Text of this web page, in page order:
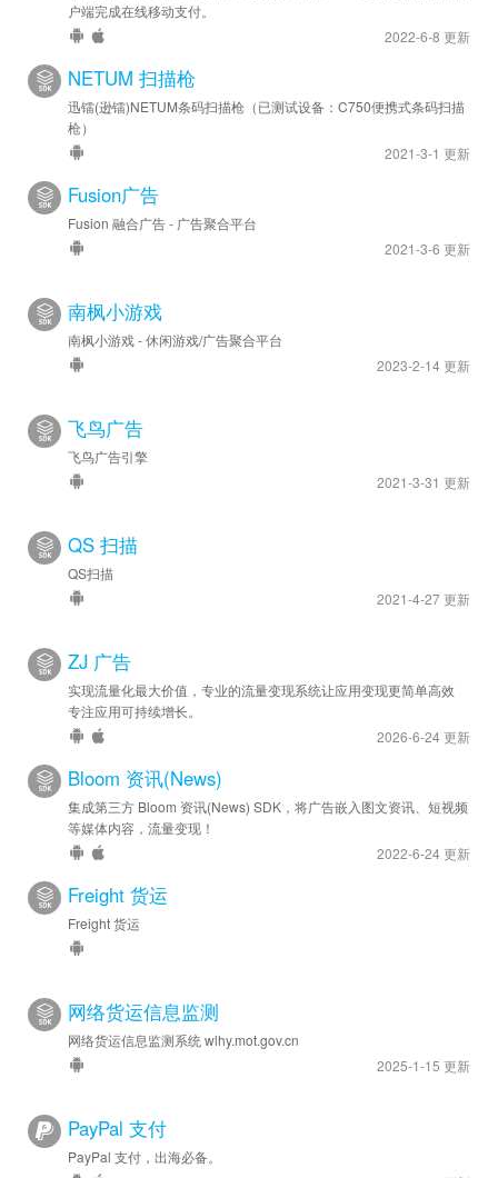
户端完成在线移动支付。
2022-6-8 更新
NETUM 扫描枪
迅镭(逊镭)NETUM条码扫描枪（已测试设备：C750便携式条码扫描
枪）
2021-3-1 更新
Fusion广告
Fusion 融合广告 - 广告聚合平台
2021-3-6 更新
南枫小游戏
南枫小游戏 - 休闲游戏/广告聚合平台
2023-2-14 更新
飞鸟广告
飞鸟广告引擎
2021-3-31 更新
QS 扫描
QS扫描
2021-4-27 更新
ZJ 广告
实现流量化最大价值，专业的流量变现系统让应用变现更简单高效
专注应用可持续增长。
2026-6-24 更新
Bloom 资讯(News)
集成第三方 Bloom 资讯(News) SDK，将广告嵌入图文资讯、短视频
等媒体内容，流量变现！
2022-6-24 更新
Freight 货运
Freight 货运
网络货运信息监测
网络货运信息监测系统 wlhy.mot.gov.cn
2025-1-15 更新
PayPal 支付
PayPal 支付，出海必备。